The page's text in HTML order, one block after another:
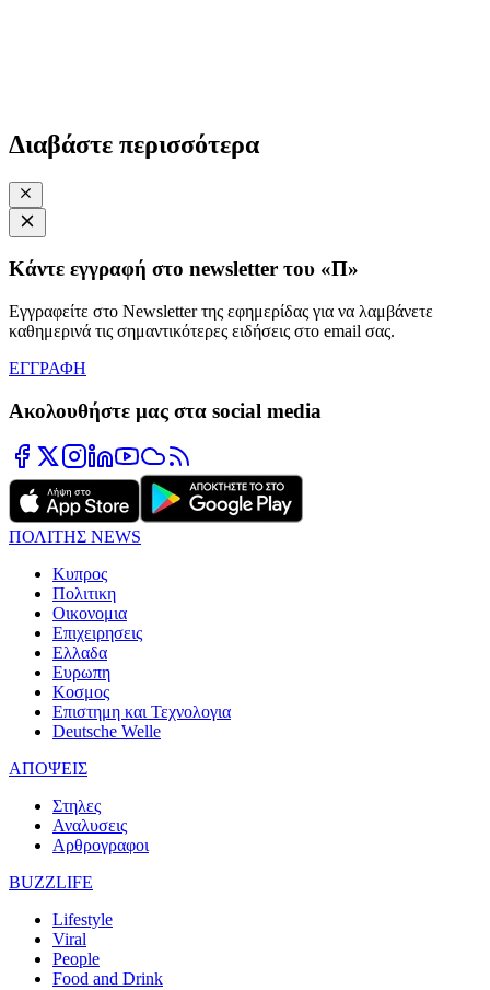
Διαβάστε περισσότερα
Κάντε εγγραφή στο newsletter του «Π»
Εγγραφείτε στο Newsletter της εφημερίδας για να λαμβάνετε
καθημερινά τις σημαντικότερες ειδήσεις στο email σας.
ΕΓΓΡΑΦΗ
Ακολουθήστε μας στα social media
ΠΟΛΙΤΗΣ NEWS
Κυπρος
Πολιτικη
Οικονομια
Επιχειρησεις
Ελλαδα
Ευρωπη
Κοσμος
Επιστημη και Τεχνολογια
Deutsche Welle
ΑΠΟΨΕΙΣ
Στηλες
Αναλυσεις
Αρθρογραφοι
BUZZLIFE
Lifestyle
Viral
People
Food and Drink